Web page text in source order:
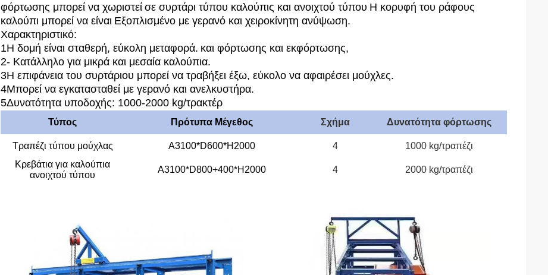
φόρτωσης μπορεί να χωριστεί σε συρτάρι τύπου καλούπις και ανοιχτού τύπου Η κορυφή του ράφους
καλούπι μπορεί να είναι Εξοπλισμένο με γερανό και χειροκίνητη ανύψωση.
Χαρακτηριστικό:
1Η δομή είναι σταθερή, εύκολη μεταφορά. και φόρτωσης και εκφόρτωσης,
2- Κατάλληλο για μικρά και μεσαία καλούπια.
3Η επιφάνεια του συρτάριου μπορεί να τραβήξει έξω, εύκολο να αφαιρέσει μούχλες.
4Μπορεί να εγκατασταθεί με γερανό και ανελκυστήρα.
5Δυνατότητα υποδοχής: 1000-2000 kg/τρακτέρ
Τύπος Πρότυπα Μέγεθος Σχήμα Δυνατότητα φόρτωσης
Τραπέζι τύπου μούχλας Α3100*D600*H2000 4
1000 kg/τραπέζι
Κρεβάτια για καλούπια
ανοιχτού τύπου
Α3100*D800+400*H2000 4 2000 kg/τραπέζι